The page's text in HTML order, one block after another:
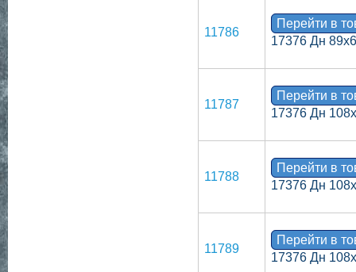
11786
Перейти в
17376 Дн 89х6
11787
Перейти в
17376 Дн
11788
Перейти в
17376 Дн
11789
Перейти в
17376 Дн